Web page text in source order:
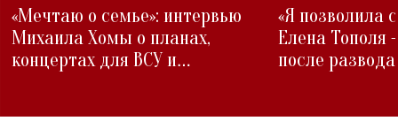
«Мечтаю о семье»: интервью
Михаила Хомы о планах,
концертах для ВСУ и
«Я позволила
Елена Тополя
после развода